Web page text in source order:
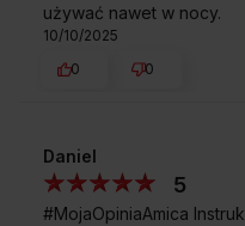
używać nawet w nocy.
10/10/2025
0
0
Daniel
5
#MojaOpiniaAmica